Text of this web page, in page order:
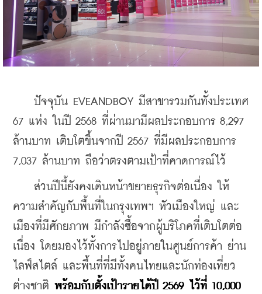
ปัจจุบัน EVEANDBOY มีสาขารวมกันทั้งประเทศ
67 แห่ง ในปี 2568 ที่ผ่านมามีผลประกอบการ 8,297
ล้านบาท เติบโตขึ้นจากปี 2567 ที่มีผลประกอบการ
7,037 ล้านบาท ถือว่าตรงตามเป้าที่คาดการณ์ไว้
ส่วนปีนี้ยังคงเดินหน้าขยายธุรกิจต่อเนื่อง ให้
ความสำคัญกับพื้นที่ในกรุงเทพฯ หัวเมืองใหญ่ และ
เมืองที่มีศักยภาพ มีกำลังซื้อจากผู้บริโภคที่เติบโตต่อ
เนื่อง โดยมองไว้ทั้งการไปอยู่ภายในศูนย์การค้า ย่าน
ไลฟ์สไตล์ และพื้นที่ที่มีทั้งคนไทยและนักท่องเที่ยว
ต่างชาติ พร้อมกับตั้งเป้ารายได้ปี 2569 ไว้ที่ 10,000